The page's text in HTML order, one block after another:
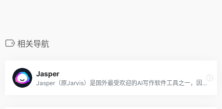
相关导航
Jasper
Jasper（原Jarvis）是国外最受欢迎的AI写作软件工具之一，因其丰富的的模板和强大的智能写作功能而广受欢迎。你可以使用 Jasper 创建博客、文章、书、剧本、帖子和任何其他内容。只需选择一个话题，填写关键词和细节，Jasper将为你自动写作内容。